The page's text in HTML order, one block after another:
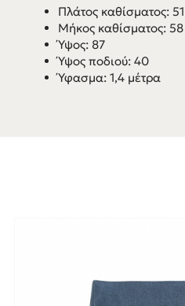
Πλάτος καθίσματος: 51
Μήκος καθίσματος: 58
Ύψος: 87
Ύψος ποδιού: 40
Ύφασμα: 1,4 μέτρα